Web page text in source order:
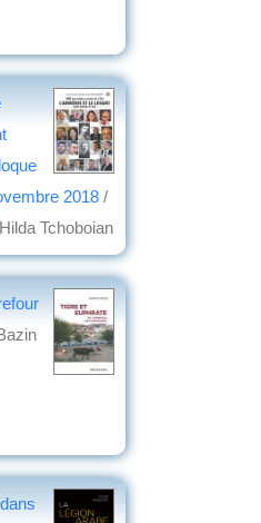
2018 /
Tchoboian